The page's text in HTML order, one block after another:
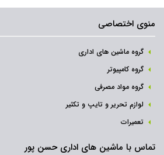
منوی اختصاصی
گروه ماشین های اداری
گروه کامپیوتر
گروه مواد مصرفی
لوازم تحریر و تایپ و تکثیر
تعمیرات
تماس با ماشین های اداری حسن پور